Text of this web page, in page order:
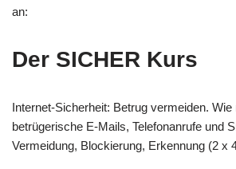
an:
Der SICHER Kurs
Internet-Sicherheit: Betrug vermeiden.
betrügerische E-Mails, Telefonanrufe und
Vermeidung, Blockierung, Erkennung (2 x